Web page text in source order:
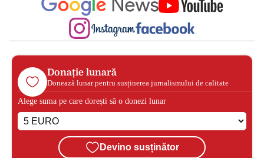
Donație lunară
Donează lunar pentru susținerea jurnalismului de calitate
Alege suma pe care dorești să o donezi lunar
Devino susținător